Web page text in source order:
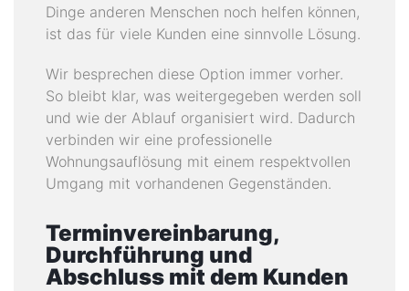
Dinge anderen Menschen noch helfen können,
ist das für viele Kunden eine sinnvolle Lösung.
Wir besprechen diese Option immer vorher.
So bleibt klar, was weitergegeben werden soll
und wie der Ablauf organisiert wird. Dadurch
verbinden wir eine professionelle
Wohnungsauflösung mit einem respektvollen
Umgang mit vorhandenen Gegenständen.
Terminvereinbarung,
Durchführung und
Abschluss mit dem Kunden